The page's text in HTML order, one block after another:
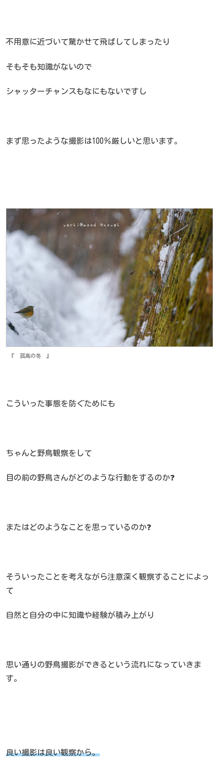
不用意に近づいて驚かせて飛ばしてしまったり
そもそも知識がないので
シャッターチャンスもなにもないですし
まず思ったような撮影は100％厳しいと思います。
『 孤高の冬 』
こういった事態を防ぐためにも
ちゃんと野鳥観察をして
目の前の野鳥さんがどのような行動をするのか❓
またはどのようなことを思っているのか❓
そういったことを考えながら注意深く観察することによっ
て
自然と自分の中に知識や経験が積み上がり
思い通りの野鳥撮影ができるという流れになっていきま
す。
良い撮影は良い観察から。